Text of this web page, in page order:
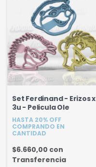
Set Ferdinand - Erizos x
3u - Pelicula Ole
HASTA 20% OFF
COMPRANDO EN
CANTIDAD
$6.660,00 con
Transferencia